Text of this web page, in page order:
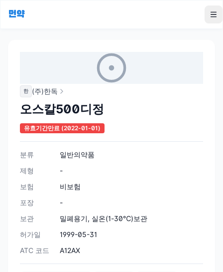
먼약
한 (주)한독
오스칼500디정
유효기간만료 (2022-01-01)
분류
일반의약품
제형
-
보험
비보험
포장
-
보관
밀폐용기, 실온(1-30℃)보관
허가일
1999-05-31
ATC 코드
A12AX